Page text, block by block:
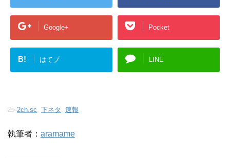
Google+ Pocket
B! はてブ LINE
-2ch.sc, 下ネタ , 速報
執筆者： aramame